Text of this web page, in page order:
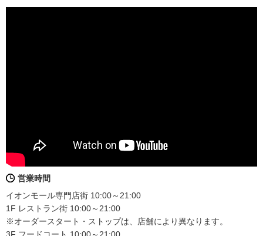
営業時間
イオンモール専門店街 10:00～21:00
1F レストラン街 10:00～21:00
※オーダースタート・ストップは、店舗により異なります。
3F フードコート 10:00～21:00